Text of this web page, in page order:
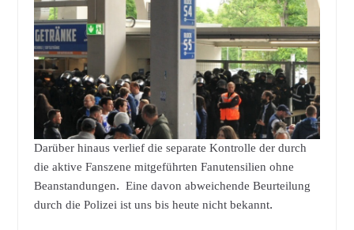
Darüber hinaus verlief die separate Kontrolle der durch
die aktive Fanszene mitgeführten Fanutensilien ohne
Beanstandungen. Eine davon abweichende Beurteilung
durch die Polizei ist uns bis heute nicht bekannt.